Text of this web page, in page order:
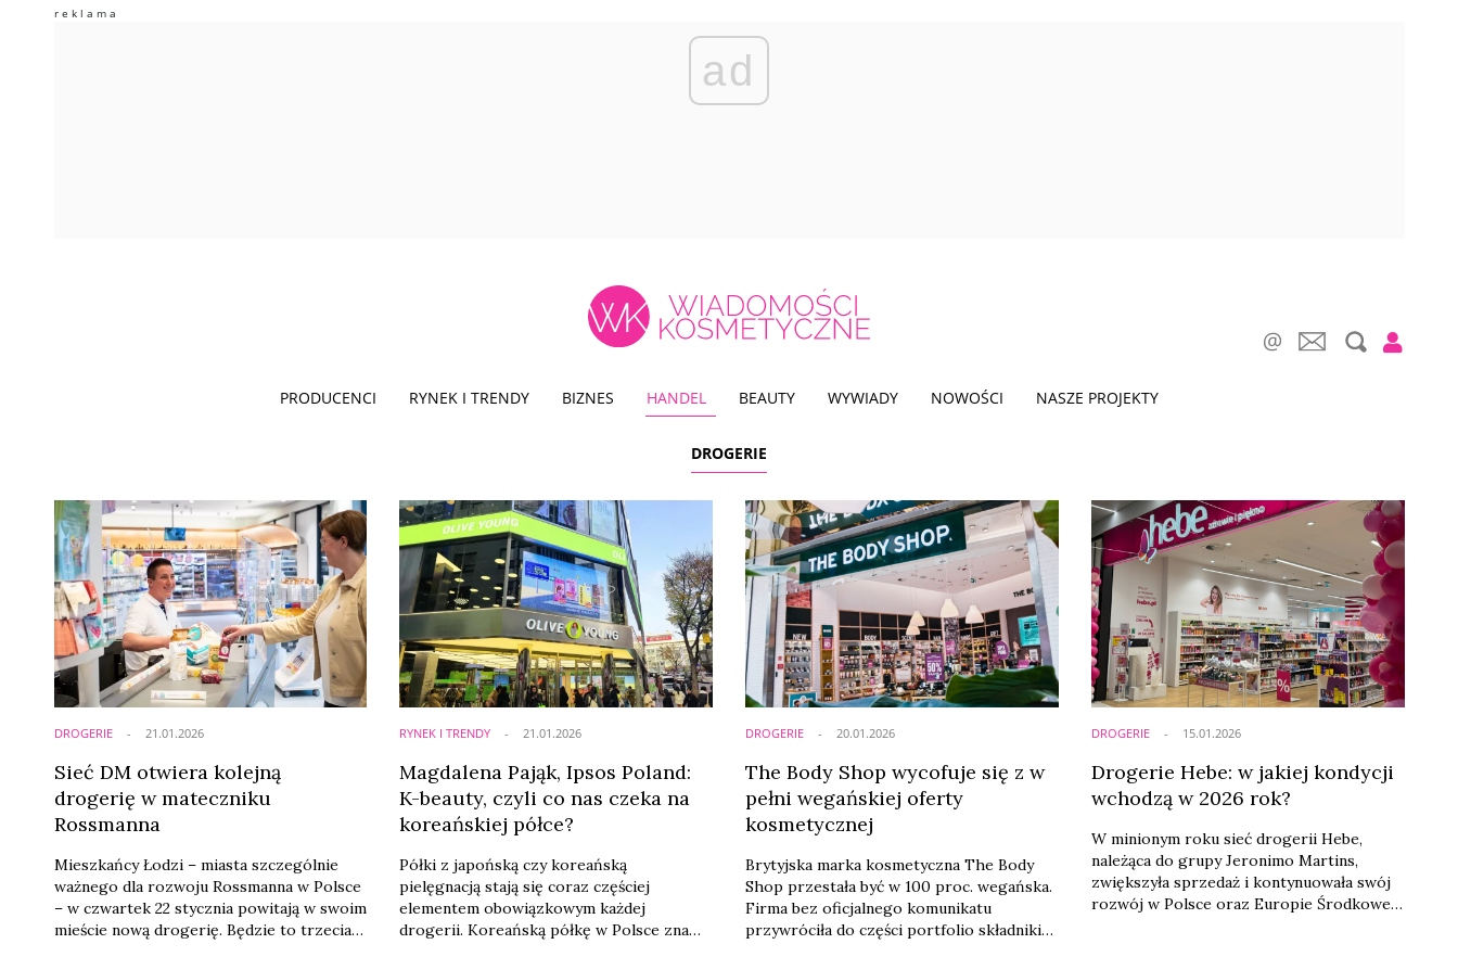
ad
PRODUCENCI RYNEK I TRENDY BIZNES HANDEL BEAUTY WYWIADY NOWOŚCI NASZE PROJEKTY
DROGERIE
DROGERIE
Sieć DM otwiera kolejną
drogerię w mateczniku
Rossmanna
Mieszkańcy Łodzi – miasta szczególnie
ważnego dla rozwoju Rossmanna w Polsce
– w czwartek 22 stycznia powitają w swoim
mieście nową drogerię. Będzie to trzecia
21.01.2026 RYNEK I TRENDY
Magdalena Pająk, Ipsos Poland:
K-beauty, czyli co nas czeka na
koreańskiej półce?
Półki z japońską czy koreańską
pielęgnacją stają się coraz częściej
elementem obowiązkowym każdej
drogerii. Koreańską półkę w Polsce znamy
21.01.2026 DROGERIE
The Body Shop wycofuje się z w
pełni wegańskiej oferty
kosmetycznej
Brytyjska marka kosmetyczna The Body
Shop przestała być w 100 proc. wegańska.
Firma bez oficjalnego komunikatu
przywróciła do części portfolio składniki
20.01.2026 DROGERIE
Drogerie Hebe: w jakiej kondycji
wchodzą w 2026 rok?
W minionym roku sieć drogerii Hebe,
należąca do grupy Jeronimo Martins,
zwiększyła sprzedaż i kontynuowała swój
rozwój w Polsce oraz Europie Środkowej.
15.01.2026